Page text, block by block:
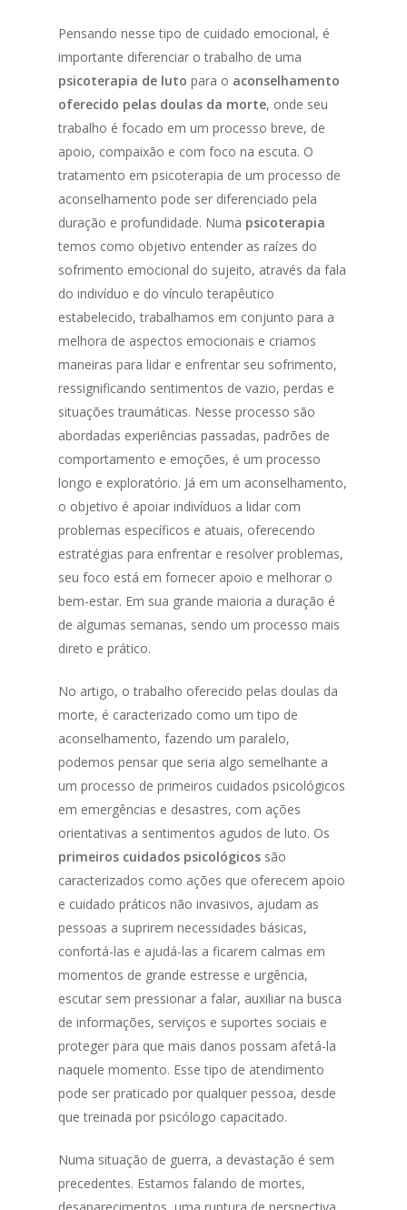
Pensando nesse tipo de cuidado emocional, é
importante diferenciar o trabalho de uma
psicoterapia de luto para o aconselhamento
oferecido pelas doulas da morte, onde seu
trabalho é focado em um processo breve, de
apoio, compaixão e com foco na escuta. O
tratamento em psicoterapia de um processo de
aconselhamento pode ser diferenciado pela
duração e profundidade. Numa psicoterapia
temos como objetivo entender as raízes do
sofrimento emocional do sujeito, através da fala
do indivíduo e do vínculo terapêutico
estabelecido, trabalhamos em conjunto para a
melhora de aspectos emocionais e criamos
maneiras para lidar e enfrentar seu sofrimento,
ressignificando sentimentos de vazio, perdas e
situações traumáticas. Nesse processo são
abordadas experiências passadas, padrões de
comportamento e emoções, é um processo
longo e exploratório. Já em um aconselhamento,
o objetivo é apoiar indivíduos a lidar com
problemas específicos e atuais, oferecendo
estratégias para enfrentar e resolver problemas,
seu foco está em fornecer apoio e melhorar o
bem-estar. Em sua grande maioria a duração é
de algumas semanas, sendo um processo mais
direto e prático.
No artigo, o trabalho oferecido pelas doulas da
morte, é caracterizado como um tipo de
aconselhamento, fazendo um paralelo,
podemos pensar que seria algo semelhante a
um processo de primeiros cuidados psicológicos
em emergências e desastres, com ações
orientativas a sentimentos agudos de luto. Os
primeiros cuidados psicológicos são
caracterizados como ações que oferecem apoio
e cuidado práticos não invasivos, ajudam as
pessoas a suprirem necessidades básicas,
confortá-las e ajudá-las a ficarem calmas em
momentos de grande estresse e urgência,
escutar sem pressionar a falar, auxiliar na busca
de informações, serviços e suportes sociais e
proteger para que mais danos possam afetá-la
naquele momento. Esse tipo de atendimento
pode ser praticado por qualquer pessoa, desde
que treinada por psicólogo capacitado.
Numa situação de guerra, a devastação é sem
precedentes. Estamos falando de mortes,